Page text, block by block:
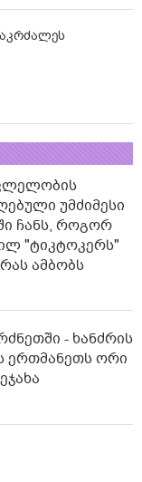
უმძიმესი
ჩანს, როგორ
"ტიკტოკერს"
ამბობს
- ხანძრის
ერთმანეთს ორი